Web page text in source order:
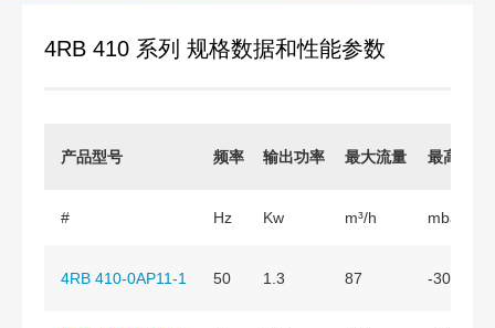
4RB 410 系列 规格数据和性能参数
产品型号 频率 输出功率 最大流量 最高真空
# Hz Kw m³/h mbar
4RB 410-0AP11-1 50 1.3 87 -300